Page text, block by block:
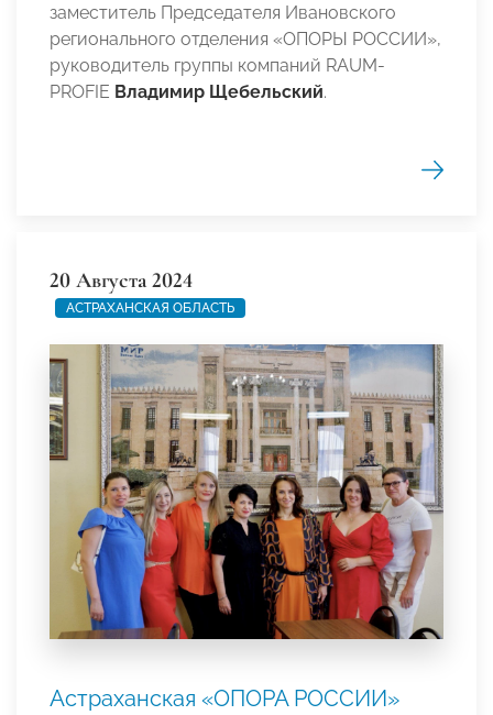
заместитель Председателя Ивановского
регионального отделения «ОПОРЫ РОССИИ»,
руководитель группы компаний RAUM-
PROFIE Владимир Щебельский.
20 Августа 2024
АСТРАХАНСКАЯ ОБЛАСТЬ
Астраханская «ОПОРА РОССИИ»